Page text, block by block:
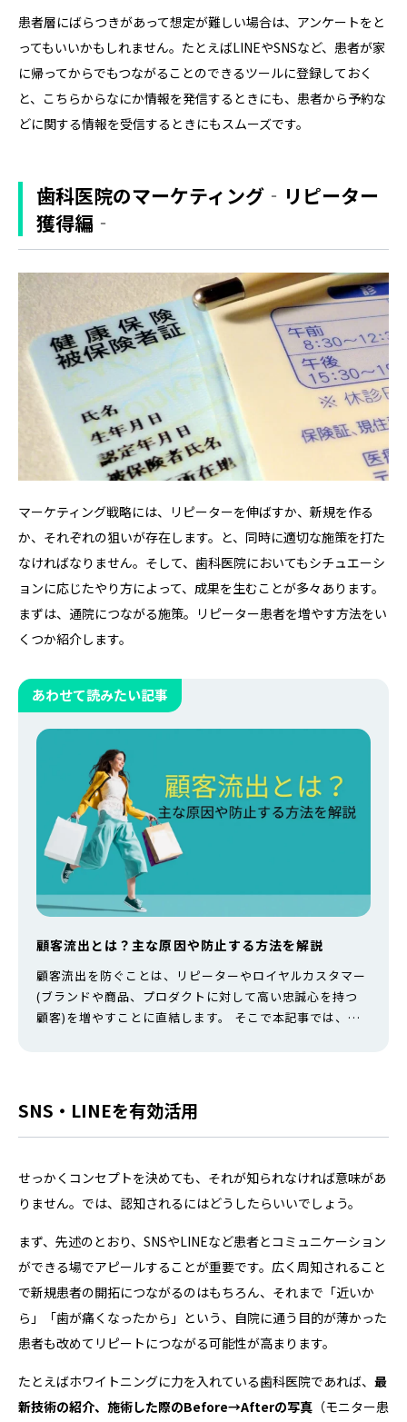
患者層にばらつきがあって想定が難しい場合は、アンケートをと
ってもいいかもしれません。たとえばLINEやSNSなど、患者が家
に帰ってからでもつながることのできるツールに登録しておく
と、こちらからなにか情報を発信するときにも、患者から予約な
どに関する情報を受信するときにもスムーズです。
歯科医院のマーケティング‐リピーター
獲得編‐
マーケティング戦略には、リピーターを伸ばすか、新規を作る
か、それぞれの狙いが存在します。と、同時に適切な施策を打た
なければなりません。そして、歯科医院においてもシチュエーシ
ョンに応じたやり方によって、成果を生むことが多々あります。
まずは、通院につながる施策。リピーター患者を増やす方法をい
くつか紹介します。
あわせて読みたい記事
顧客流出とは？主な原因や防止する方法を解説
顧客流出を防ぐことは、リピーターやロイヤルカスタマー
(ブランドや商品、プロダクトに対して高い忠誠心を持つ
顧客)を増やすことに直結します。 そこで本記事では、顧
流出とは、自社の商品やサービスを購入または利用したこ
とのある顧客が、その商品やサービ…
SNS・LINEを有効活用
せっかくコンセプトを決めても、それが知られなければ意味があ
りません。では、認知されるにはどうしたらいいでしょう。
まず、先述のとおり、SNSやLINEなど患者とコミュニケーション
ができる場でアピールすることが重要です。広く周知されること
で新規患者の開拓につながるのはもちろん、それまで「近いか
ら」「歯が痛くなったから」という、自院に通う目的が薄かった
患者も改めてリピートにつながる可能性が高まります。
たとえばホワイトニングに力を入れている歯科医院であれば、 最
新技術の紹介、施術した際のBefore→Afterの写真 （モニター患